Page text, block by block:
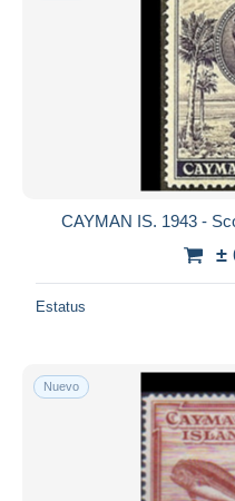
CAYMAN IS. 1943 -
±
Estatus
Nuevo